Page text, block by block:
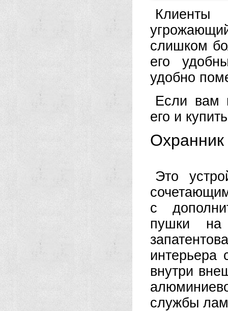
Клиенты
слишком
его
удобно
Если вам
его и
Это
с
пушки
интерьера
внутри
службы